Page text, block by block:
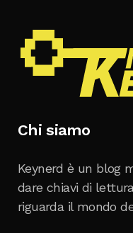
Chi siamo
Keynerd è un blog
dare chiavi di
riguarda il mondo